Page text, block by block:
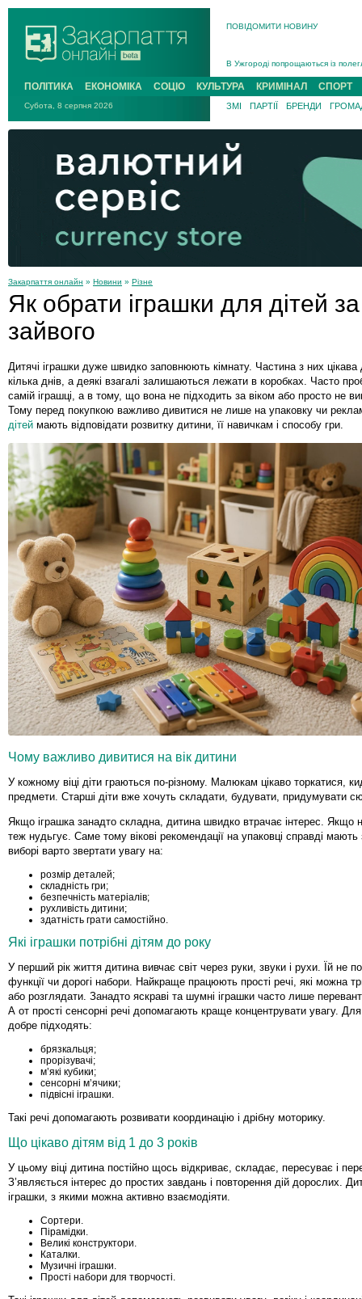
ПОВІДОМИТИ НОВИНУ
В Ужгороді попрощаються із
В Ужгороді 5 серпня
Підтвердили загибель
На війні з рф поліг військовий з
На Хустщині внаслідок ДТП за
Інструктора районного ТЦК на
ПОЛІТИКА ЕКОНОМІКА СОЦІО КУЛЬТУРА КРИМІНАЛ СПОРТ
Субота, 8 серпня 2026 ЗМІ ПАРТІЇ БРЕНДИ
Закарпаття онлайн » Новини » Різне
Як обрати іграшки для дітей
зайвого
Дитячі іграшки дуже швидко заповнюють кімнату. Частина з них цікава
кілька днів, а деякі взагалі залишаються лежати в коробках. Часто
самій іграшці, а в тому, що вона не підходить за віком або просто не
Тому перед покупкою важливо дивитися не лише на упаковку чи
дітей мають відповідати розвитку дитини, її навичкам і способу гри.
Чому важливо дивитися на вік дитини
У кожному віці діти граються по-різному. Малюкам цікаво торкатися,
предмети. Старші діти вже хочуть складати, будувати, придумувати
Якщо іграшка занадто складна, дитина швидко втрачає інтерес. Якщо
теж нудьгує. Саме тому вікові рекомендації на упаковці справді
виборі варто звертати увагу на:
розмір деталей;
складність гри;
безпечність матеріалів;
рухливість дитини;
здатність грати самостійно.
Які іграшки потрібні дітям до року
У перший рік життя дитина вивчає світ через руки, звуки і рухи. Їй не
функції чи дорогі набори. Найкраще працюють прості речі, які можна
або розглядати. Занадто яскраві та шумні іграшки часто лише
А от прості сенсорні речі допомагають краще концентрувати увагу. Для
добре підходять:
брязкальця;
прорізувачі;
м’які кубики;
сенсорні м’ячики;
підвісні іграшки.
Такі речі допомагають розвивати координацію і дрібну моторику.
Що цікаво дітям від 1 до 3 років
У цьому віці дитина постійно щось відкриває, складає, пересуває і
З’являється інтерес до простих завдань і повторення дій дорослих.
іграшки, з якими можна активно взаємодіяти.
Сортери.
Пірамідки.
Великі конструктори.
Каталки.
Музичні іграшки.
Прості набори для творчості.